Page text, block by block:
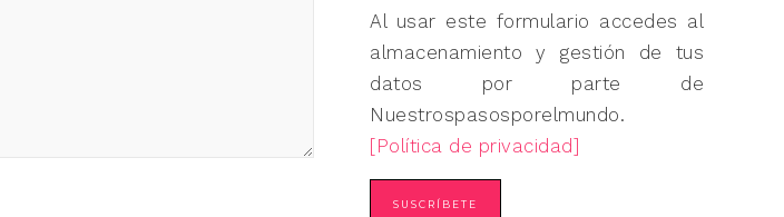
Al usar este formulario accedes al
almacenamiento y gestión de tus
datos por parte de
Nuestrospasosporelmundo.
[Política de privacidad]